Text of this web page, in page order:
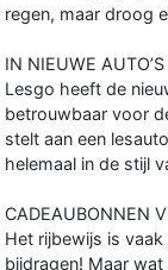
regen, maar droog
IN NIEUWE
Lesgo heeft de
betrouwbaar voor
stelt aan een
helemaal in de stijl
CADEAUBONNEN
Het rijbewijs is
bijdragen! Maar